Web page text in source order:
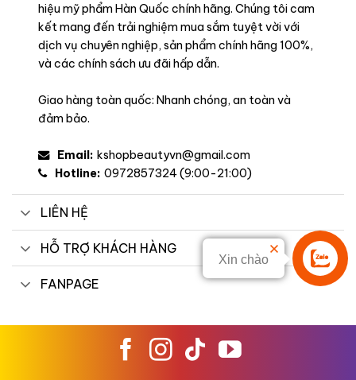
Liên hệ
Xin chào
hiệu mỹ phẩm Hàn Quốc chính hãng. Chúng tôi cam
kết mang đến trải nghiệm mua sắm tuyệt vời với
dịch vụ chuyên nghiệp, sản phẩm chính hãng 100%,
và các chính sách ưu đãi hấp dẫn.
Giao hàng toàn quốc: Nhanh chóng, an toàn và
đảm bảo.
Email: kshopbeautyvn@gmail.com
Hotline: 0972857324 (9:00-21:00)
LIÊN HỆ
HỖ TRỢ KHÁCH HÀNG
FANPAGE